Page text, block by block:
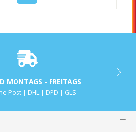
MONTAGS - FREITAGS
Post | DHL | DPD | GLS